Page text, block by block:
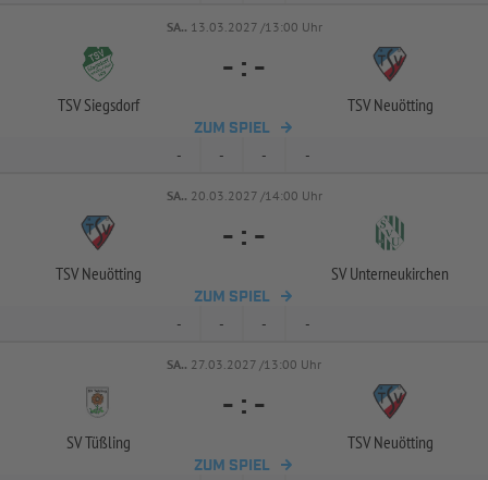
SA.. 13.03.2027 /13:00 Uhr
TSV Siegsdorf
- : -
TSV Neuötting
ZUM SPIEL
- - - -
SA.. 20.03.2027 /14:00 Uhr
TSV Neuötting
- : -
SV Unterneukirchen
ZUM SPIEL
- - - -
SA.. 27.03.2027 /13:00 Uhr
SV Tüßling
- : -
TSV Neuötting
ZUM SPIEL